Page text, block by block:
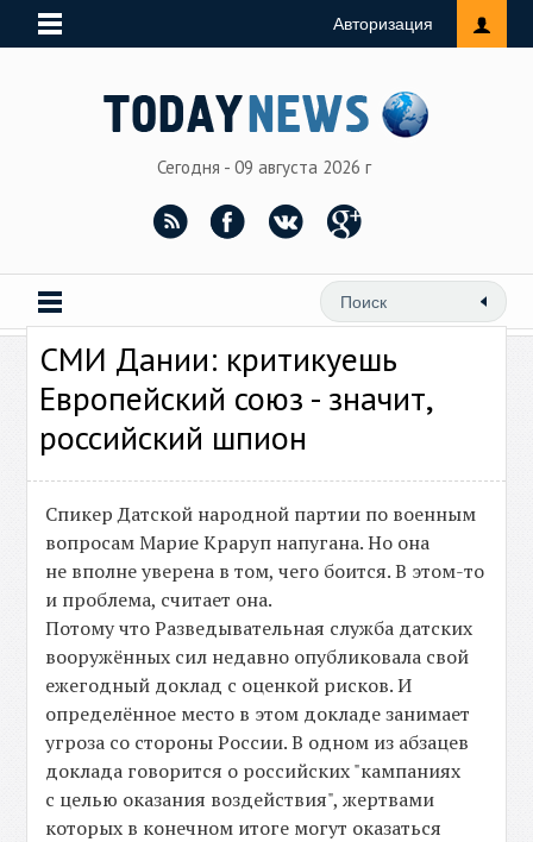
Авторизация
Сегодня - 09 августа 2026 г
СМИ Дании: критикуешь
Европейский союз - значит,
российский шпион
Спикер Датской народной партии по военным
вопросам Марие Краруп напугана. Но она
не вполне уверена в том, чего боится. В этом-то
и проблема, считает она.
Потому что Разведывательная служба датских
вооружённых сил недавно опубликовала свой
ежегодный доклад с оценкой рисков. И
определённое место в этом докладе занимает
угроза со стороны России. В одном из абзацев
доклада говорится о российских "кампаниях
с целью оказания воздействия", жертвами
которых в конечном итоге могут оказаться